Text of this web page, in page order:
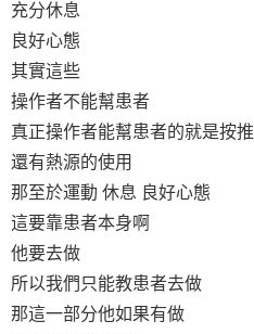
充分休息
良好心態
其實這些
操作者不能幫患者
真正操作者能幫患者的就是按推
還有熱源的使用
那至於運動 休息 良好心態
這要靠患者本身啊
他要去做
所以我們只能教患者去做
那這一部分他如果有做